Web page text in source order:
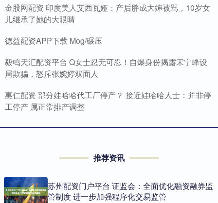
金股网配资 印度美人艾西瓦娅：产后胖成大婶被骂，10岁女
儿继承了她的大眼睛
德益配资APP下载 Mog/碾压
毅鸣天汇配资平台 Q女士忍无可忍！自爆身份揭露宋宁峰设
局欺骗，怒斥张婉婷双面人
惠仁配资 部分娃哈哈代工厂停产？ 接近娃哈哈人士：并非停
工停产 属正常排产调整
推荐资讯
苏州配资门户平台 证监会：全面优化融资融券监
管制度 进一步加强程序化交易监管